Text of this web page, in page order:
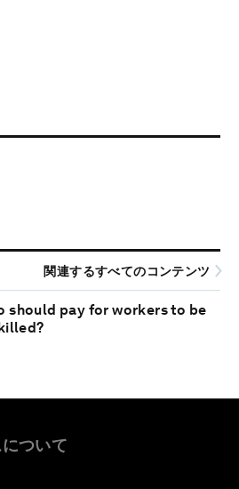
関連するすべてのコンテンツ
should pay for workers to be
ついて